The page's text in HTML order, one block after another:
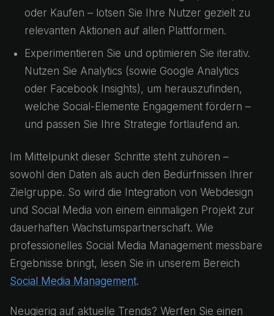
oder Kaufen – lotsen Sie Ihre Nutzer gezielt zu
relevanten Aktionen auf allen Plattformen.
Experimentieren Sie und optimieren Sie iterativ.
Nutzen Sie Analytics (sowie Google Analytics
oder Facebook Insights), um herauszufinden,
welche Social-Elemente Engagement fördern –
und passen Sie Ihre Strategie fortlaufend an.
Im Mittelpunkt dieser Schritte steht zuhören –
sowohl den Daten als auch den Bedürfnissen Ihrer
Zielgruppe. So wird die Integration von Webdesign
und Social Media von einem einmaligen Projekt zur
dauerhaften Wachstumspartnerschaft. Wie
professionelles Social Media Management messbare
Ergebnisse bringt, lesen Sie in unserem Bereich
Social Media Management.
Neugierig auf aktuelle Trends? Werfen Sie einen